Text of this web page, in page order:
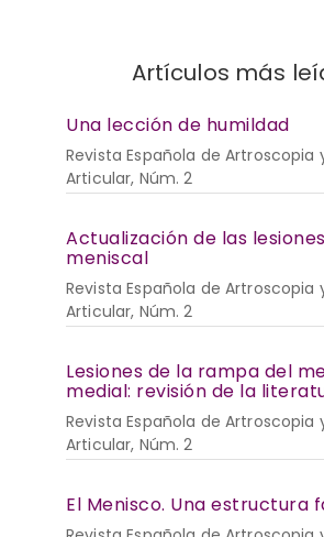
Artículos más
Una lección de humildad
Revista Española de Artroscopia
Articular, Núm. 2
Actualización de las
meniscal
Revista Española de Artroscopia
Articular, Núm. 2
Lesiones de la rampa del
medial: revisión de la
Revista Española de Artroscopia
Articular, Núm. 2
El Menisco. Una estructura